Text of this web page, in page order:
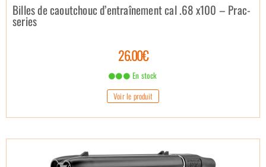
Billes de caoutchouc d’entraînement cal .68 x100 – Prac-
series
26.00€
En stock
Voir le produit